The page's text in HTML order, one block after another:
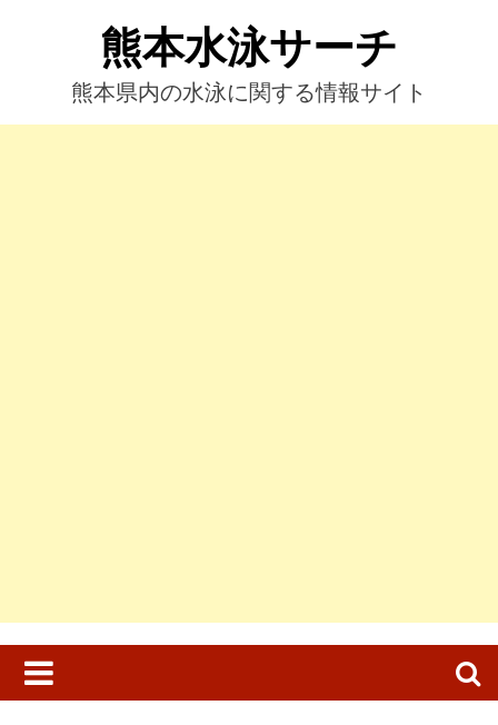
へ
熊本水泳サーチ
熊本県内の水泳に関する情報サイト
検
索: